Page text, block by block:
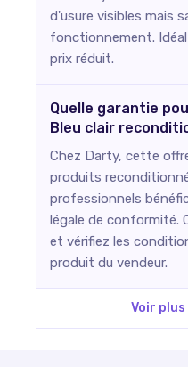
d'usure visibles mais
fonctionnement.
prix réduit.
Quelle garantie
Bleu clair
Chez Darty, cette
produits
professionnels
légale de conformité.
et vérifiez les
produit du vendeur.
Voir